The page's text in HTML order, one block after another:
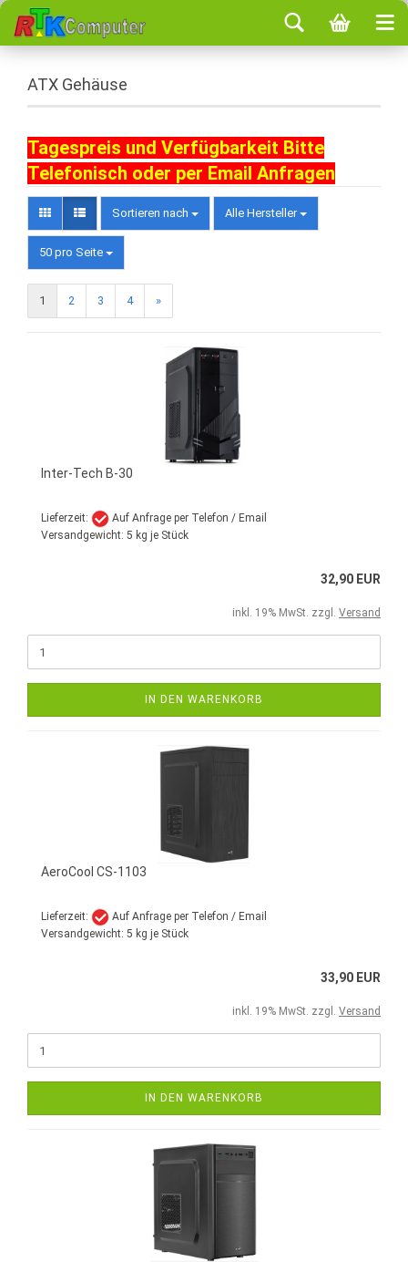
ATX Gehäuse
Tagespreis und Verfügbarkeit Bitte
Telefonisch oder per Email Anfragen
Sortieren nach Alle Hersteller
50 pro Seite
1 2 3 4 »
Inter-Tech B-30
Lieferzeit:
Auf Anfrage per Telefon / Email
Versandgewicht: 5 kg je Stück
32,90 EUR
inkl. 19% MwSt. zzgl. Versand
IN DEN WARENKORB
AeroCool CS-1103
Lieferzeit:
Auf Anfrage per Telefon / Email
Versandgewicht: 5 kg je Stück
33,90 EUR
inkl. 19% MwSt. zzgl. Versand
IN DEN WARENKORB